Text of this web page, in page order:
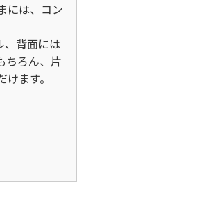
は、 コン
背面には
ちろん、片
ます。